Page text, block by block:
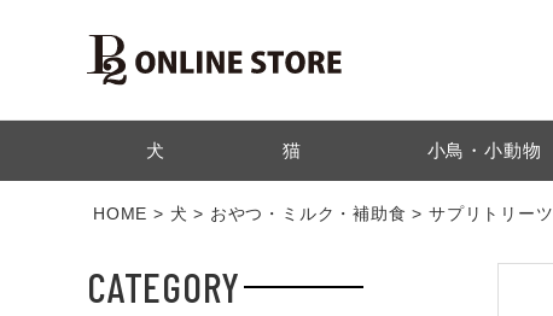
検索
犬 猫 小鳥・小動物
HOME 犬 おやつ・ミルク・補助食 サプリトリーツ
CATEGORY